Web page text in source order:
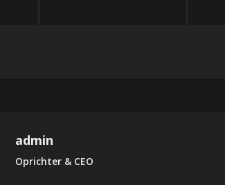
admin
Oprichter & CEO